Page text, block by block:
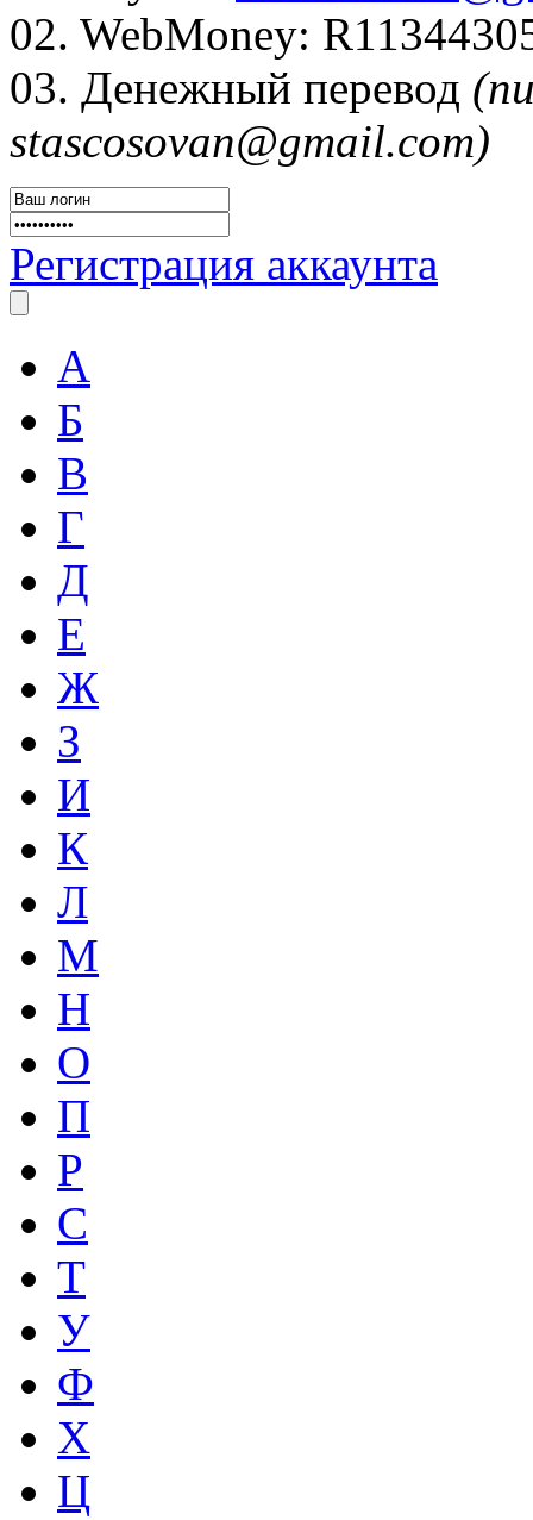
02. WebMoney:
03. Денежный перевод
stascosovan@gmail.com)
Регистрация аккаунта
А
Б
В
Г
Д
Е
Ж
З
И
К
Л
М
Н
О
П
Р
С
Т
У
Ф
Х
Ц